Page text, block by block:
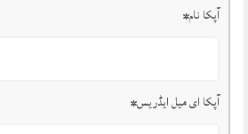
آپکا نام*
آپکا ای میل ایڈریس*